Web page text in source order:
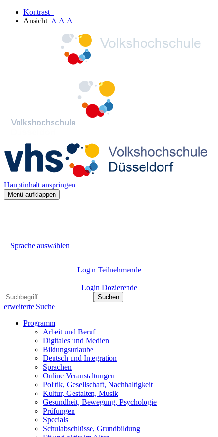
Kontrast
Ansicht A A A
Hauptinhalt anspringen
Menü aufklappen
Sprache auswählen
Login Teilnehmende
Login Dozierende
Suchen
erweiterte Suche
Programm
Arbeit und Beruf
Digitales und Medien
Bildungsurlaube
Deutsch und Integration
Sprachen
Online Veranstaltungen
Politik, Gesellschaft, Nachhaltigkeit
Kultur, Gestalten, Musik
Gesundheit, Bewegung, Psychologie
Prüfungen
Specials
Schulabschlüsse, Grundbildung